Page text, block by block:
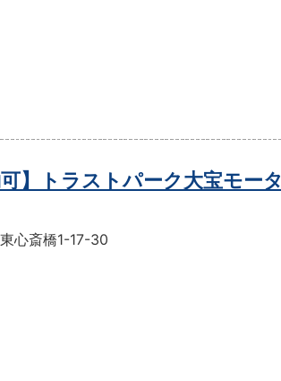
可】トラストパーク大宝モー
心斎橋1-17-30